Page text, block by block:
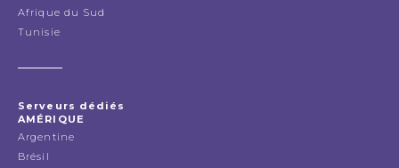
Afrique du Sud
Tunisie
Serveurs dédiés
AMÉRIQUE
Argentine
Brésil